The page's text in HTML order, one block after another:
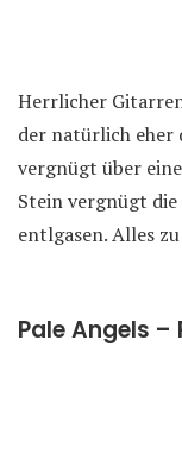
Herrlicher
der natürlich eher
vergnügt über
Stein vergnügt
entlgasen. Alles
Pale Angels –